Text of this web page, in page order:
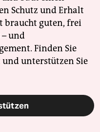
Schutz und Erhalt
braucht guten, frei
und
Finden Sie
und unterstützen Sie